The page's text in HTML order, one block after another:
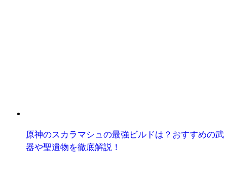
原神のスカラマシュの最強ビルドは？おすすめの武
器や聖遺物を徹底解説！